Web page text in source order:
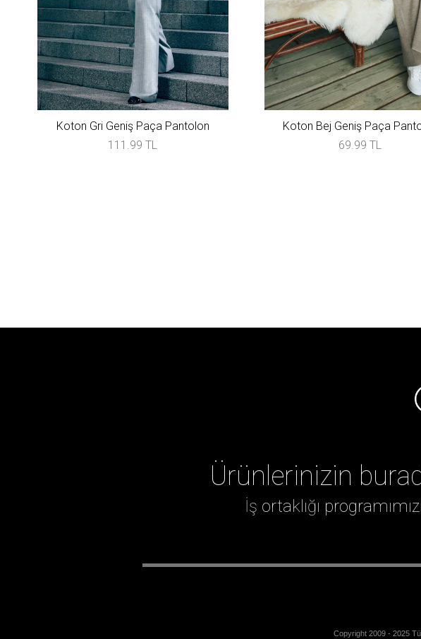
Koton Gri Geniş Paça Pantolon
111.99 TL
Koton Bej Geniş Paça
69.99 TL
Ürünlerinizin
İş ortaklığı
Copyright 2009 - 2025